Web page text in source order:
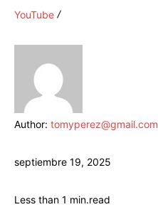
YouTube
Author: tomyperez@gmail.com
septiembre 19, 2025
Less than 1 min.read